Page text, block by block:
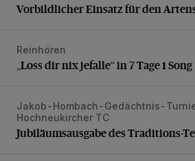
Vorbildlicher Einsatz für den
„Loss dir nix jefalle“ in 7 Tage 1 Song
Reinhören
„Loss dir nix jefalle“ in 7 Tage 1 Song
Jubiläumsausgabe des Traditions-
Jakob-Hombach-Gedächtnis-
Hochneukircher TC
Jubiläumsausgabe des Traditions-